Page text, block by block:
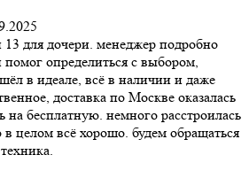
13 для дочери. менеджер подробно
помог определиться с выбором,
в идеале, всё в наличии и даже
доставка по Москве оказалась
на бесплатную. немного расстроилась
целом всё хорошо. будем обращаться